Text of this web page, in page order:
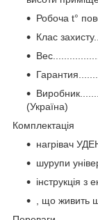
Робоча t°
Клас
(Україна)
Комплектація
нагрівач
шурупи
інструкція з
, що живить